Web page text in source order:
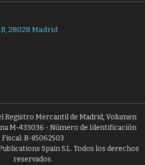
28028 Madrid
Registro Mercantil de Madrid, Volumen
M-433036 - Número de Identificación
Fiscal: B-85062503
Spain S.L. Todos los derechos
reservados.